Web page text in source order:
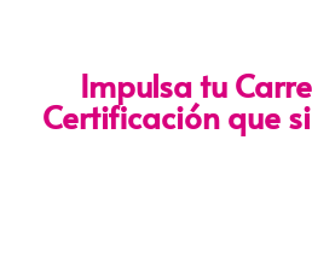
Impulsa tu
Certificación que